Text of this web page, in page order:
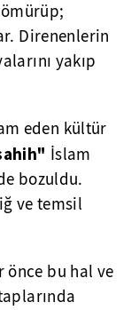
Direnenlerin
yakıp
eden kültür
İslam
bozuldu.
ve temsil
önce bu hal ve